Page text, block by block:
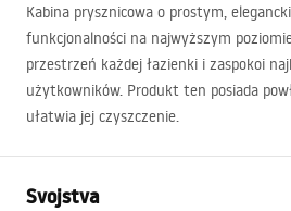
Kabina prysznicowa o prostym,
funkcjonalności na najwyższym
przestrzeń każdej łazienki i zaspokoi
użytkowników. Produkt ten posiada
ułatwia jej czyszczenie.
Svojstva